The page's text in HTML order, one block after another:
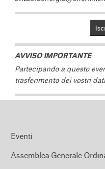
AVVISO IMPORTANTE
Partecipando a questo
trasferimento dei vostri
Eventi
Assemblea Generale